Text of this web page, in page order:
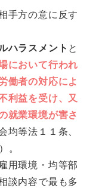
手方の意に反す
ハラスメント と
において行われ
働者の対応によ
利益を受け、又
就業環境が害さ
均等法１１条、
。
用環境・均等部
談内容で最も多